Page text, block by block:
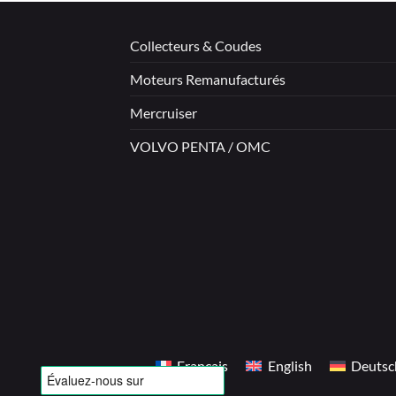
Collecteurs & Coudes
Moteurs Remanufacturés
Mercruiser
VOLVO PENTA / OMC
Français English